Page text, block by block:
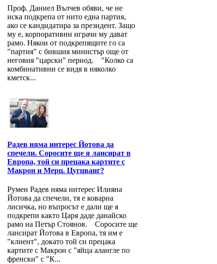
Проф. Даниел Вълчев обяви, че не
иска подкрепа от нито една партия,
ако се кандидатира за президент. Защо
му е, корпоративни играчи му дават
рамо. Някои от подкрепящите го са
"партия" с бившия министър още от
неговия "царски" период. "Колко са
комбинативни се видя в няколко
кметск...
Радев няма интерес Йотова да
спечели. Соросите ще я лансират в
Европа, той си прецака картите с
Макрон и Мерц. Цугцванг?
Румен Радев няма интерес Илияна
Йотова да спечели, тя е коварна
лисичка, но въпросът е дали ще я
подкрепи както Царя даде данайско
рамо на Петър Стоянов. Соросите ще
лансират Йотова в Европа, тя им е
"клиент", докато той си прецака
картите с Макрон с "яйца алангле по
френски" с "К...